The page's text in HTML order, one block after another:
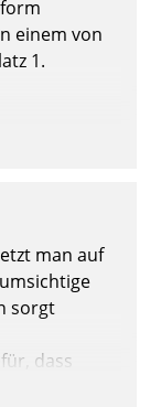
einem von
1.
man auf
sorgt
dass
sein muss,